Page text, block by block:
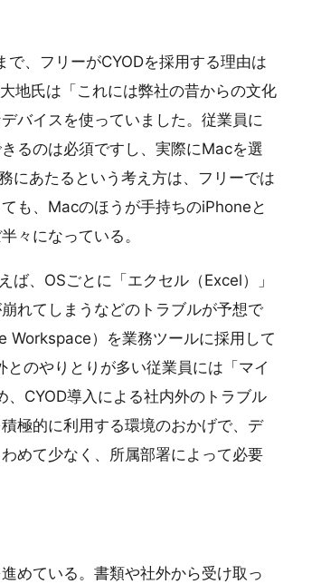
、フリーがCYODを採用する理由は
地氏は「これには弊社の昔からの文化
バイスを使っていました。従業員に
るのは必須ですし、実際にMacを選
にあたるという考え方は、フリーでは
も、Macのほうが手持ちのiPhoneと
々になっている。
、OSごとに「エクセル（Excel）」
れてしまうなどのトラブルが予想で
Workspace）を業務ツールに採用して
のやりとりが多い従業員には「マイ
CYOD導入による社内外のトラブル
極的に利用する環境のおかげで、デ
めて少なく、所属部署によって必要
めている。書類や社外から受け取っ